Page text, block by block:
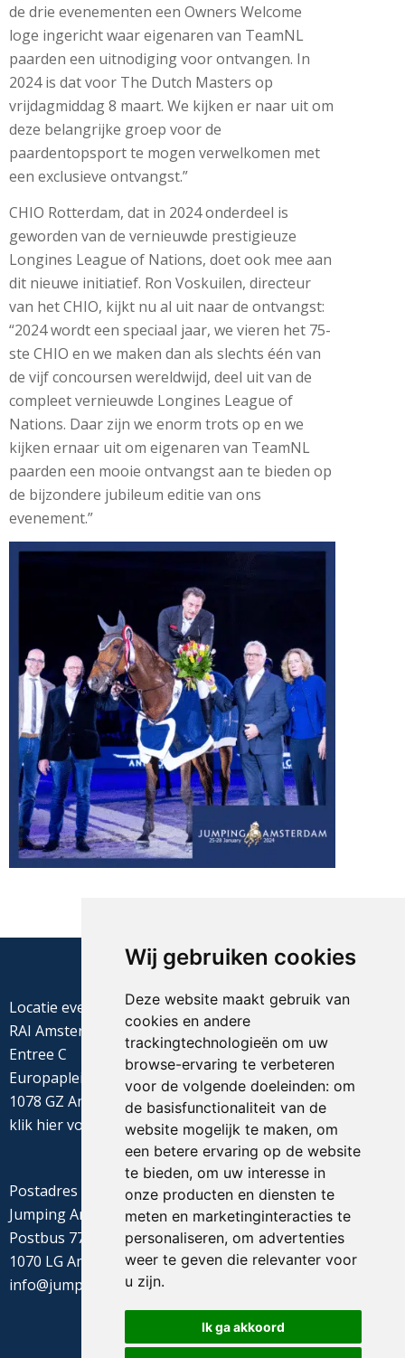
Wij gebruiken cookies
Deze website maakt gebruik van
cookies en andere
trackingtechnologieën om uw
browse-ervaring te verbeteren
voor de volgende doeleinden: om
de basisfunctionaliteit van de
website mogelijk te maken, om
een betere ervaring op de website
te bieden, om uw interesse in
onze producten en diensten te
meten en marketinginteracties te
personaliseren, om advertenties
weer te geven die relevanter voor
u zijn.
Ik ga akkoord
de drie evenementen een Owners Welcome
loge ingericht waar eigenaren van TeamNL
paarden een uitnodiging voor ontvangen. In
2024 is dat voor The Dutch Masters op
vrijdagmiddag 8 maart. We kijken er naar uit om
deze belangrijke groep voor de
paardentopsport te mogen verwelkomen met
een exclusieve ontvangst.”
CHIO Rotterdam, dat in 2024 onderdeel is
geworden van de vernieuwde prestigieuze
Longines League of Nations, doet ook mee aan
dit nieuwe initiatief. Ron Voskuilen, directeur
van het CHIO, kijkt nu al uit naar de ontvangst:
“2024 wordt een speciaal jaar, we vieren het 75-
ste CHIO en we maken dan als slechts één van
de vijf concoursen wereldwijd, deel uit van de
compleet vernieuwde Longines League of
Nations. Daar zijn we enorm trots op en we
kijken ernaar uit om eigenaren van TeamNL
paarden een mooie ontvangst aan te bieden op
de bijzondere jubileum editie van ons
evenement.”
Locatie evenement
RAI Amsterdam
Entree C
Europaplein 22
1078 GZ Amsterdam
klik hiervoor de routebeschrijving
Postadres
Jumping Amsterdam
Postbus 77655
1070 LG Amsterdam
info@jumpingamsterdam.nl